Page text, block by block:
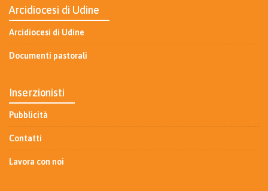
Arcidiocesi di Udine
Arcidiocesi di Udine
Documenti pastorali
Inserzionisti
Pubblicità
Contatti
Lavora con noi